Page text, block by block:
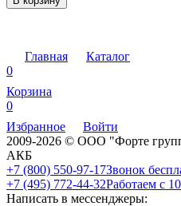
Главная
Каталог
0
Корзина
0
Избранное
Войти
2009-2026 © ООО "Форте
АКБ
+7 (800) 550-97-17Звонок
+7 (495) 772-44-32Работаем с
Написать в мессенджеры: